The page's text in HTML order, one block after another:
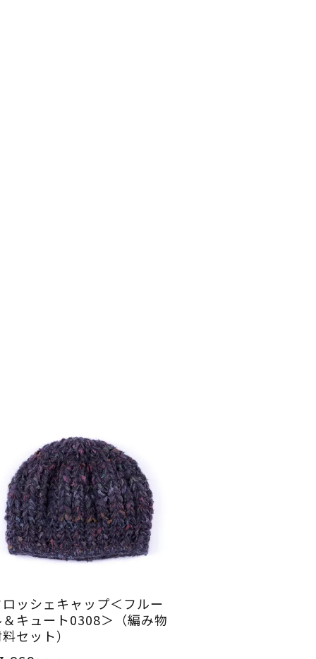
ロッシェキャップ＜フルー
＆キュート0308＞（編み物
セット）